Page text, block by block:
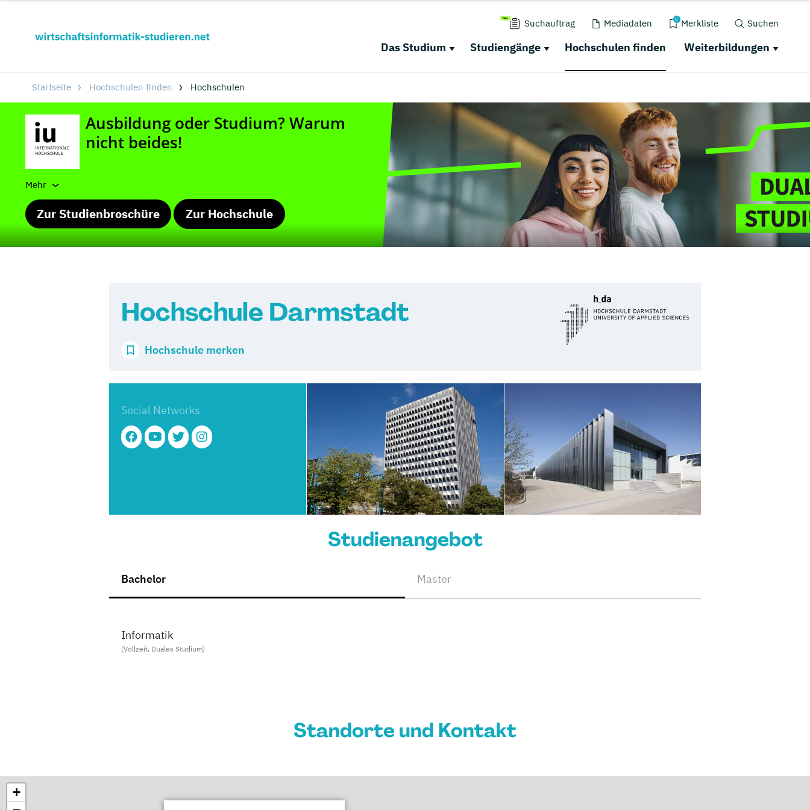
Suchauftrag Mediadaten 0 Merkliste Suchen
Das Studium Studiengänge Hochschulen finden Weiterbildungen
Startseite Hochschulen finden Hochschulen
Mehr
Zur Studienbroschüre Zur Hochschule
Hochschule Darmstadt
Hochschule merken
Social Networks
Studienangebot
Bachelor Master
Informatik
(Vollzeit, Duales Studium)
Standorte und Kontakt
+